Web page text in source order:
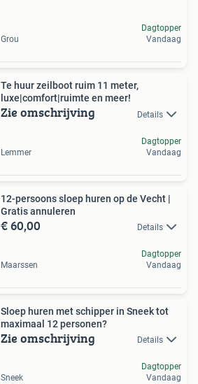
Grou
Dagtopper
Vandaag
Te huur zeilboot ruim 11 meter,
luxe|comfort|ruimte en meer!
Zie omschrijving Details
Lemmer
Dagtopper
Vandaag
12-persoons sloep huren op de Vecht |
Gratis annuleren
€ 60,00 Details
Maarssen
Dagtopper
Vandaag
Sloep huren met schipper in Sneek tot
maximaal 12 personen?
Zie omschrijving Details
Sneek
Dagtopper
Vandaag